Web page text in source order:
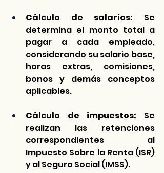
Cálculo de salarios: Se
determina el monto total a
pagar a cada empleado,
considerando su salario base,
horas extras, comisiones,
bonos y demás conceptos
aplicables.
Cálculo de impuestos: Se
realizan las retenciones
correspondientes al
Impuesto Sobre la Renta (ISR)
y al Seguro Social (IMSS).